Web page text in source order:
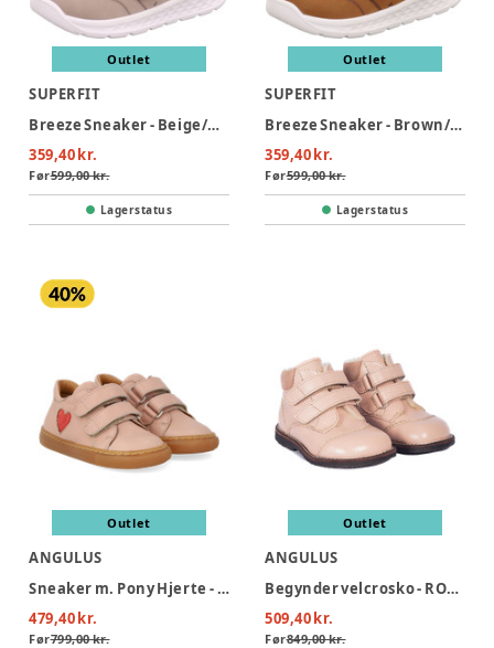
Outlet
SUPERFIT
Breeze Sneaker - Beige/Gul
359,40 kr.
Før599,00 kr.
Lagerstatus
Outlet
SUPERFIT
Breeze Sneaker - Brown/Yellow
359,40 kr.
Før599,00 kr.
Lagerstatus
Outlet
ANGULUS
Sneaker m. Pony Hjerte - Rosebud/Coral Pony
479,40 kr.
Før799,00 kr.
Outlet
ANGULUS
Begynder velcrosko - ROSEBUD
509,40 kr.
Før849,00 kr.